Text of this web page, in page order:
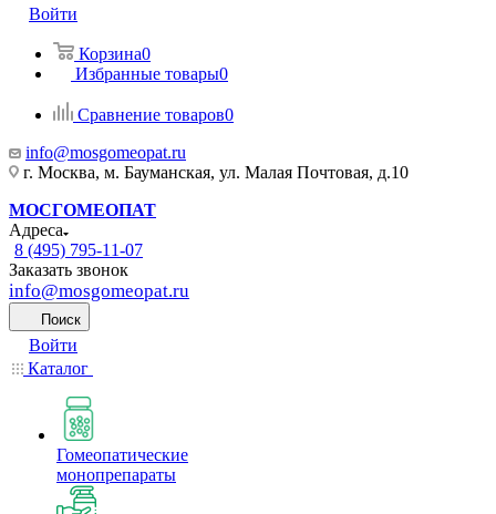
Войти
Корзина0
Избранные товары0
Сравнение товаров0
info@mosgomeopat.ru
г. Москва, м. Бауманская, ул. Малая Почтовая, д.10
МОСГОМЕОПАТ
Адреса
8 (495) 795-11-07
Заказать звонок
info@mosgomeopat.ru
Поиск
Войти
Каталог
Гомеопатические
монопрепараты